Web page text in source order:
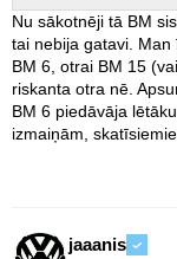
Nu sākotnēji tā BM
tai nebija gatavi.
BM 6, otrai BM 15
riskanta otra nē.
BM 6 piedāvāja
izmaiņām,
jaaanis